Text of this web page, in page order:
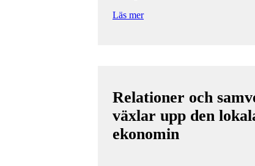
Läs mer
Relationer och
växlar upp den
ekonomin